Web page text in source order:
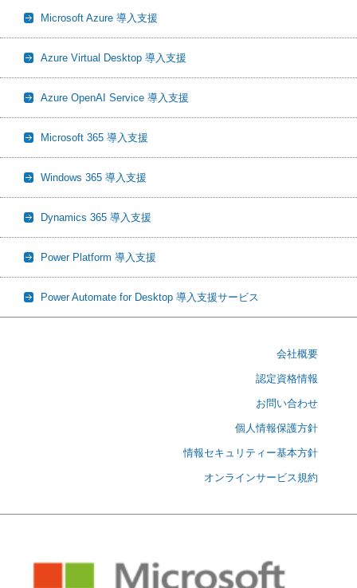
Microsoft Azure 導入支援
Azure Virtual Desktop 導入支援
Azure OpenAI Service 導入支援
Microsoft 365 導入支援
Windows 365 導入支援
Dynamics 365 導入支援
Power Platform 導入支援
Power Automate for Desktop 導入支援サービス
会社概要
認定資格情報
お問い合わせ
個人情報保護方針
情報セキュリティー基本方針
オンラインサービス規約